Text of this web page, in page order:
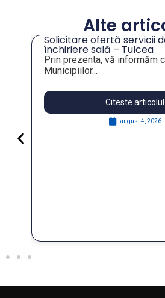
Alte
Solicitare ofertă servicii
închiriere sală – Tulcea
Prin prezenta, vă informăm
Municipiilor...
Citeste articolul
august 4, 2026